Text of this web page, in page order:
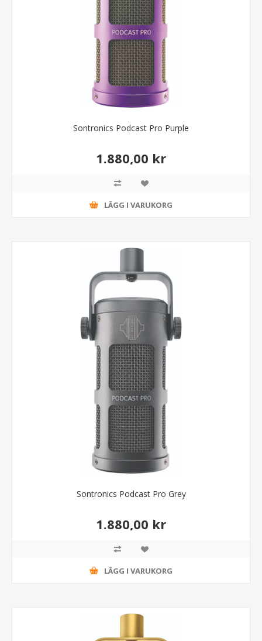
Sontronics Podcast Pro Purple
1.880,00 kr
LÄGG I VARUKORG
Sontronics Podcast Pro Grey
1.880,00 kr
LÄGG I VARUKORG